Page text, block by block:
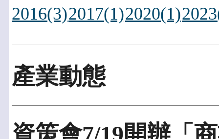
2016(3)2017(1)2020(1)
產業動態